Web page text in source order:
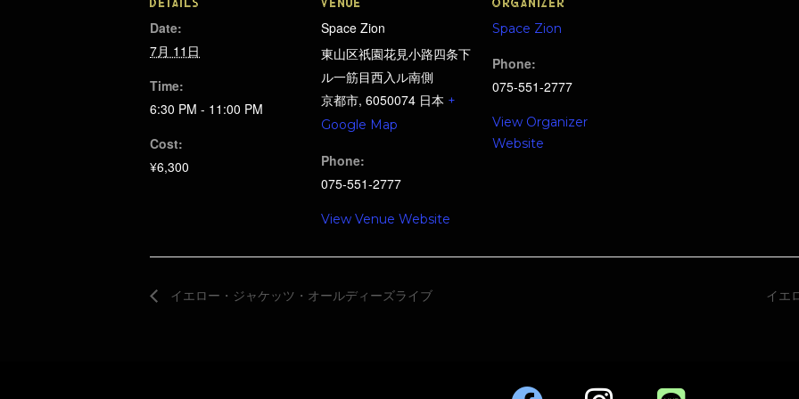
DETAILS
Date:
7月 11日
Time:
6:30 PM - 11:00 PM
Cost:
¥6,300
VENUE
Space Zion
東山区祇園花見小路四条下
ル一筋目西入ル南側
京都市, 6050074 日本 +
Google Map
Phone:
075-551-2777
View Venue Website
ORGANIZER
Space Zion
Phone:
075-551-2777
View Organizer
Website
イエロー・ジャケッツ・オールディーズライブ イエ